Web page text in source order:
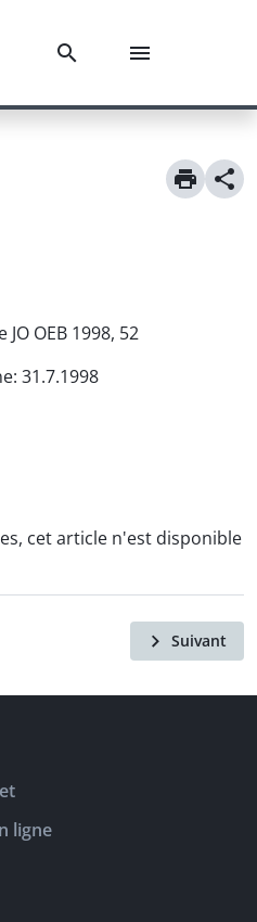
OEB 1998, 52
: 31.7.1998
cet article n'est disponible
Suivant
ligne